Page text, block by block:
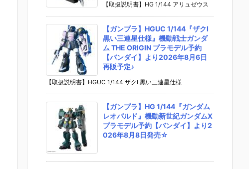
【取扱説明書】HG 1/144 アリュゼウス
【ガンプラ】HGUC 1/144『ザクI
黒い三連星仕様』機動戦士ガンダ
ム THE ORIGIN プラモデル予約
【バンダイ】より2026年8月6日
再販予定♪
【取扱説明書】HGUC 1/144 ザクI 黒い三連星仕様
【ガンプラ】HG 1/144『ガンダム
レオパルド』機動新世紀ガンダムX
プラモデル予約【バンダイ】より2
026年8月8日発売☆